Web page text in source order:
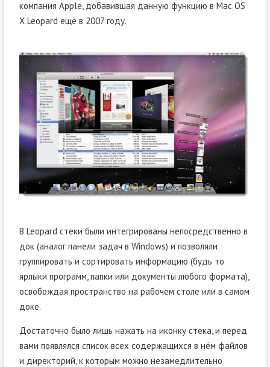
компания Apple, добавившая данную функцию в Mac OS
X Leopard ещё в 2007 году.
В Leopard стеки были интегрированы непосредственно в
док (аналог панели задач в Windows) и позволяли
группировать и сортировать информацию (будь то
ярлыки программ, папки или документы любого формата),
освобождая пространство на рабочем столе или в самом
доке.
Достаточно было лишь нажать на иконку стека, и перед
вами появлялся список всех содержащихся в нём файлов
и директорий, к которым можно незамедлительно